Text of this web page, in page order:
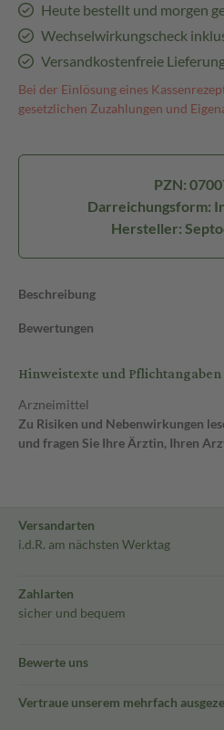
Heute bestellt und morgen
Wechselwirkungscheck
Versandkostenfreie
Bei der Einlösung eines
gesetzlichen Zuzahlungen und
PZN:
Darreichungsform:
Hersteller:
Beschreibung
Bewertungen
Hinweistexte und Pflichtangaben
Arzneimittel
Zu Risiken und Nebenwirkungen
und fragen Sie Ihre Ärztin, Ihren
Versandarten
i.d.R. am nächsten Werktag
Zahlarten
sicher und bequem
Bewerte uns
Vertraue unserem mehrfach